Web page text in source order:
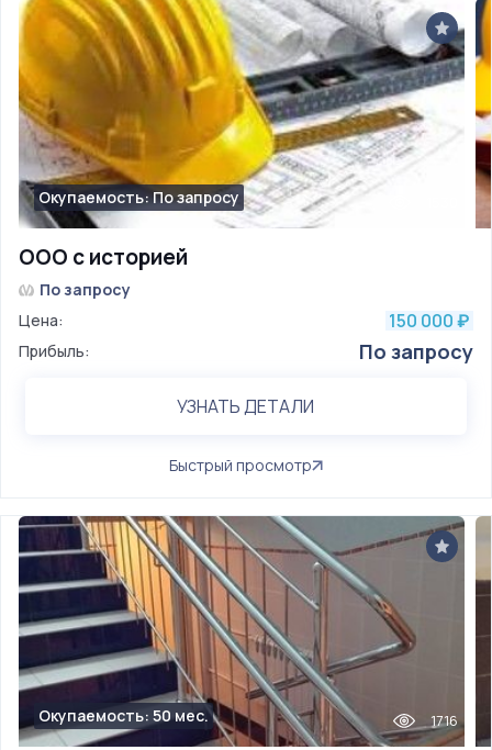
ООО с историей
Окупаемость: По запросу
По запросу
Цена:
150 000 ₽
Прибыль: По запросу
УЗНАТЬ ДЕТАЛИ
Быстрый просмотр
Окупаемость: 50 мес. 1716